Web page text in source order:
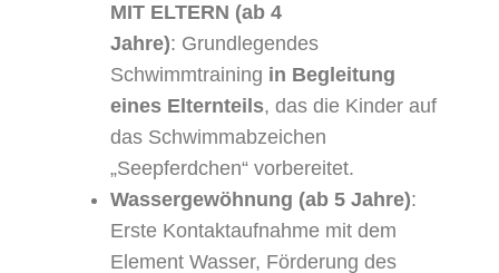
MIT ELTERN (ab 4
Jahre): Grundlegendes
Schwimmtraining in Begleitung
eines Elternteils, das die Kinder auf
das Schwimmabzeichen
„Seepferdchen“ vorbereitet.
Wassergewöhnung (ab 5 Jahre):
Erste Kontaktaufnahme mit dem
Element Wasser, Förderung des